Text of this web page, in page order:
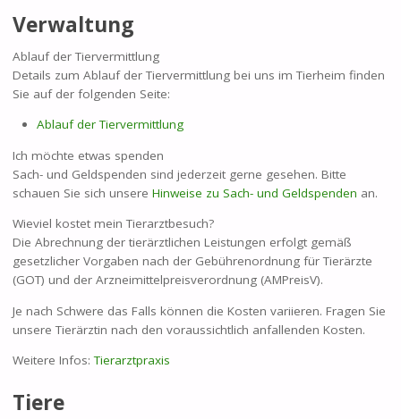
Verwaltung
Ablauf der Tiervermittlung
Details zum Ablauf der Tiervermittlung bei uns im Tierheim finden
Sie auf der folgenden Seite:
Ablauf der Tiervermittlung
Ich möchte etwas spenden
Sach- und Geldspenden sind jederzeit gerne gesehen. Bitte
schauen Sie sich unsere Hinweise zu Sach- und Geldspenden an.
Wieviel kostet mein Tierarztbesuch?
Die Abrechnung der tierärztlichen Leistungen erfolgt gemäß
gesetzlicher Vorgaben nach der Gebührenordnung für Tierärzte
(GOT) und der Arzneimittelpreisverordnung (AMPreisV).
Je nach Schwere das Falls können die Kosten variieren. Fragen Sie
unsere Tierärztin nach den voraussichtlich anfallenden Kosten.
Weitere Infos:Tierarztpraxis
Tiere